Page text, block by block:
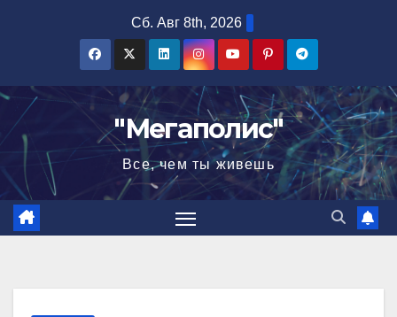
Сб. Авг 8th, 2026
"Мегаполис"
Все, чем ты живешь